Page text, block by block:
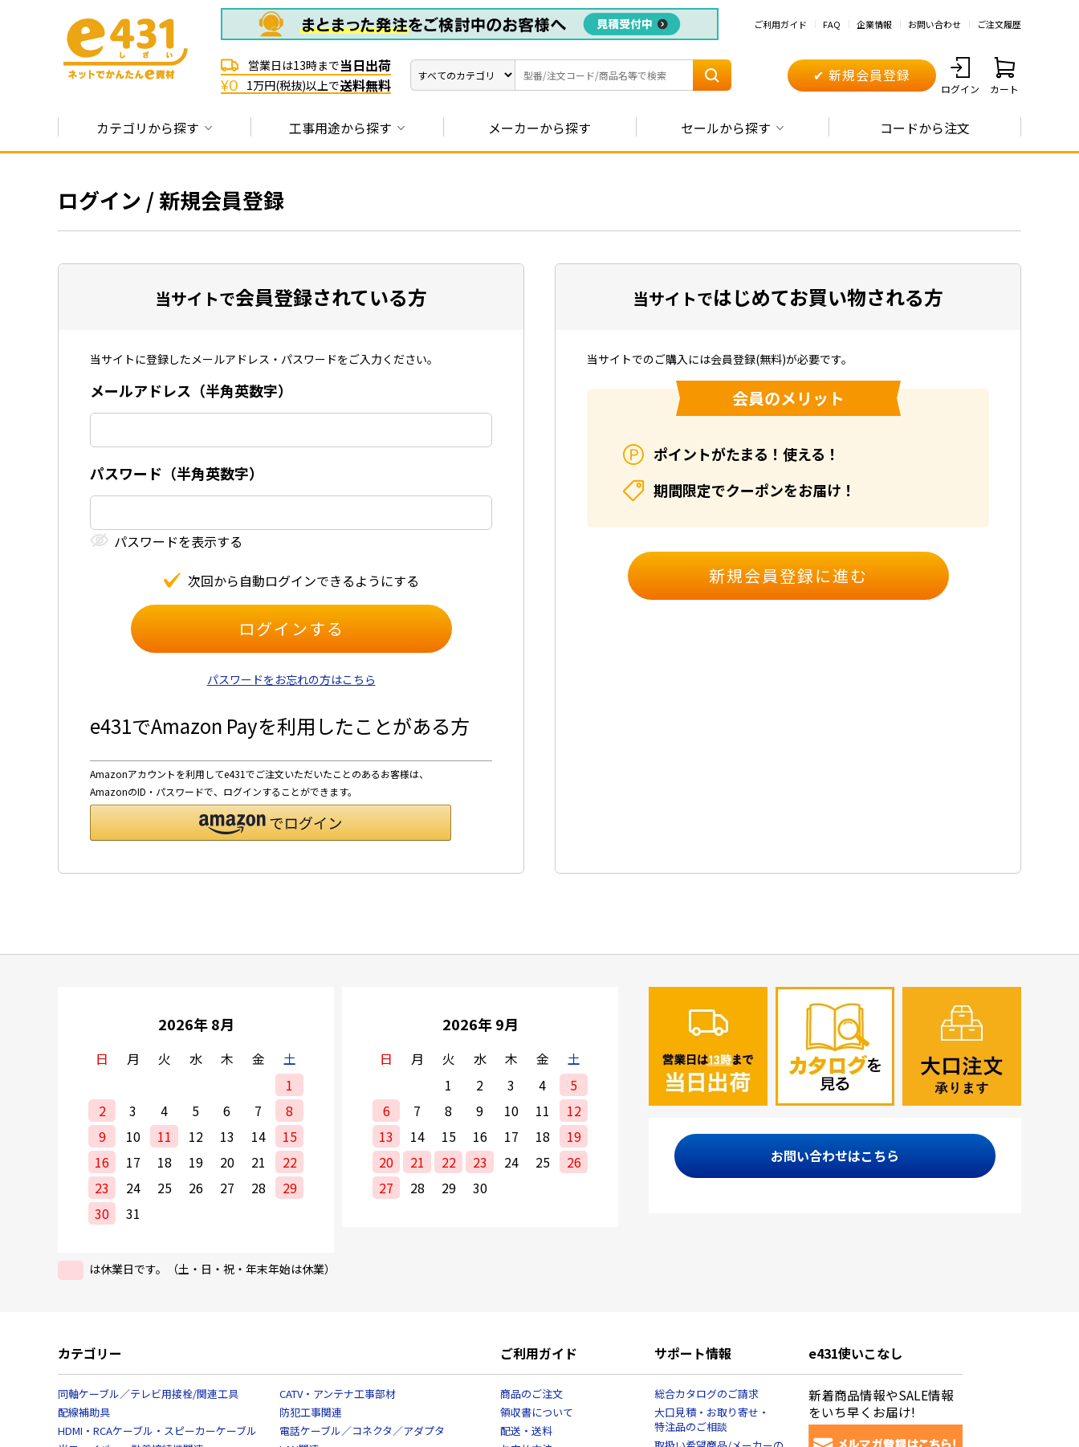
ご利用ガイド FAQ 企業情報 お問い合わせ ご注文履歴
営業日は13時まで当日出荷
¥0 1万円(税抜)以上で送料無料
✔ 新規会員登録
ログイン カート
カテゴリから探す 工事用途から探す メーカーから探す セールから探す コードから注文
ログイン / 新規会員登録
当サイトで会員登録されている方
当サイトに登録したメールアドレス・パスワードをご入力ください。
メールアドレス（半⾓英数字）
パスワード（半⾓英数字）
パスワードを表⽰する
次回から⾃動ログインできるようにする
パスワードをお忘れの方はこちら
e431でAmazon Payを利用したことがある方
Amazonアカウントを利用してe431でご注文いただいたことのあるお客様は、
AmazonのID・パスワードで、ログインすることができます。
当サイトではじめてお買い物される方
当サイトでのご購入には会員登録(無料)が必要です。
会員のメリット
ポイントがたまる！使える！
期間限定でクーポンをお届け！
2026年 8月
日 月 火 水 木 金
土
1
2
3 4 5 6 7
8
9
10 11 12 13 14
15
16
17 18 19 20 21
22
23
24 25 26 27 28
29
30
31
2026年 9月
日 月 火 水 木 金
土
1
2 3 4
5
6
7 8 9 10 11
12
13
14 15 16 17 18
19
20
21 22 23 24 25
26
27
28 29 30
は休業日です。（土・日・祝・年末年始は休業）
お問い合わせはこちら
カテゴリー
同軸ケーブル／テレビ用接栓/関連工具
CATV・アンテナ工事部材
配線補助具
防犯工事関連
HDMI・RCAケーブル・スピーカーケーブル
電話ケーブル／コネクタ／アダプタ
ご利用ガイド
商品のご注文
領収書について
配送・送料
サポート情報
総合カタログのご請求
大口見積・お取り寄せ・
特注品のご相談
e431使いこなし
新着商品情報やSALE情報
をいち早くお届け!